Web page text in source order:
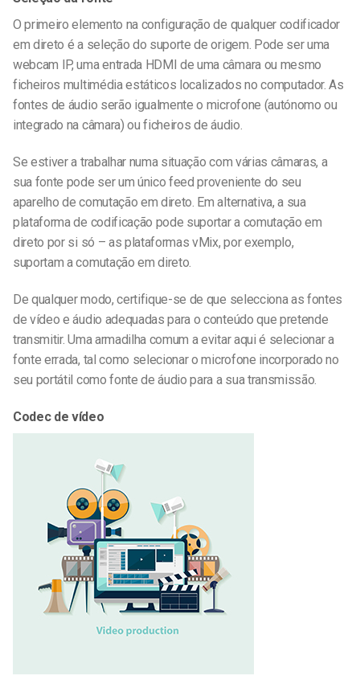
O primeiro elemento na configuração de qualquer codificador
em direto é a seleção do suporte de origem. Pode ser uma
webcam IP, uma entrada HDMI de uma câmara ou mesmo
ficheiros multimédia estáticos localizados no computador. As
fontes de áudio serão igualmente o microfone (autónomo ou
integrado na câmara) ou ficheiros de áudio.
Se estiver a trabalhar numa situação com várias câmaras, a
sua fonte pode ser um único feed proveniente do seu
aparelho de comutação em direto. Em alternativa, a sua
plataforma de codificação pode suportar a comutação em
direto por si só – as plataformas vMix, por exemplo,
suportam a comutação em direto.
De qualquer modo, certifique-se de que selecciona as fontes
de vídeo e áudio adequadas para o conteúdo que pretende
transmitir. Uma armadilha comum a evitar aqui é selecionar a
fonte errada, tal como selecionar o microfone incorporado no
seu portátil como fonte de áudio para a sua transmissão.
Codec de vídeo